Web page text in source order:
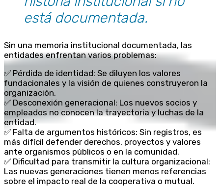
está documentada.
Sin una memoria institucional documentada, las
entidades enfrentan varios problemas:
✅ Pérdida de identidad: Se diluyen los valores
fundacionales y la visión de quienes construyeron la
organización.
✅ Desconexión generacional: Los nuevos socios y
empleados no conocen la trayectoria y luchas de la
entidad.
✅ Falta de argumentos históricos: Sin registros, es
más difícil defender derechos, proyectos y valores
ante organismos públicos o en la comunidad.
✅ Dificultad para transmitir la cultura organizacional:
Las nuevas generaciones tienen menos referencias
sobre el impacto real de la cooperativa o mutual.